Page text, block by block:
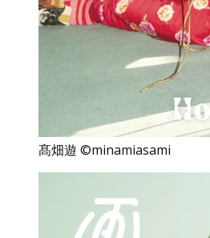
髙畑遊 ©minamiasami